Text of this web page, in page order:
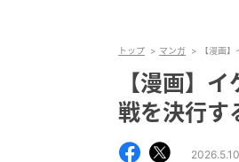
トップ マンガ 【漫画
【漫画】
戦を決行す
2026.5.10